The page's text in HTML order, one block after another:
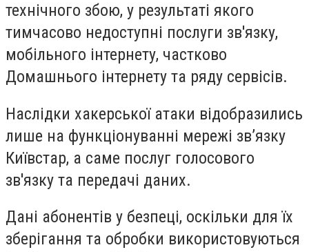
технічного збою, у результаті якого
тимчасово недоступні послуги зв'язку,
мобільного інтернету, частково
Домашнього інтернету та ряду сервісів.
Наслідки хакерської атаки відобразились
лише на функціонуванні мережі зв’язку
Київстар, а саме послуг голосового
зв'язку та передачі даних.
Дані абонентів у безпеці, оскільки для їх
зберігання та обробки використовуються